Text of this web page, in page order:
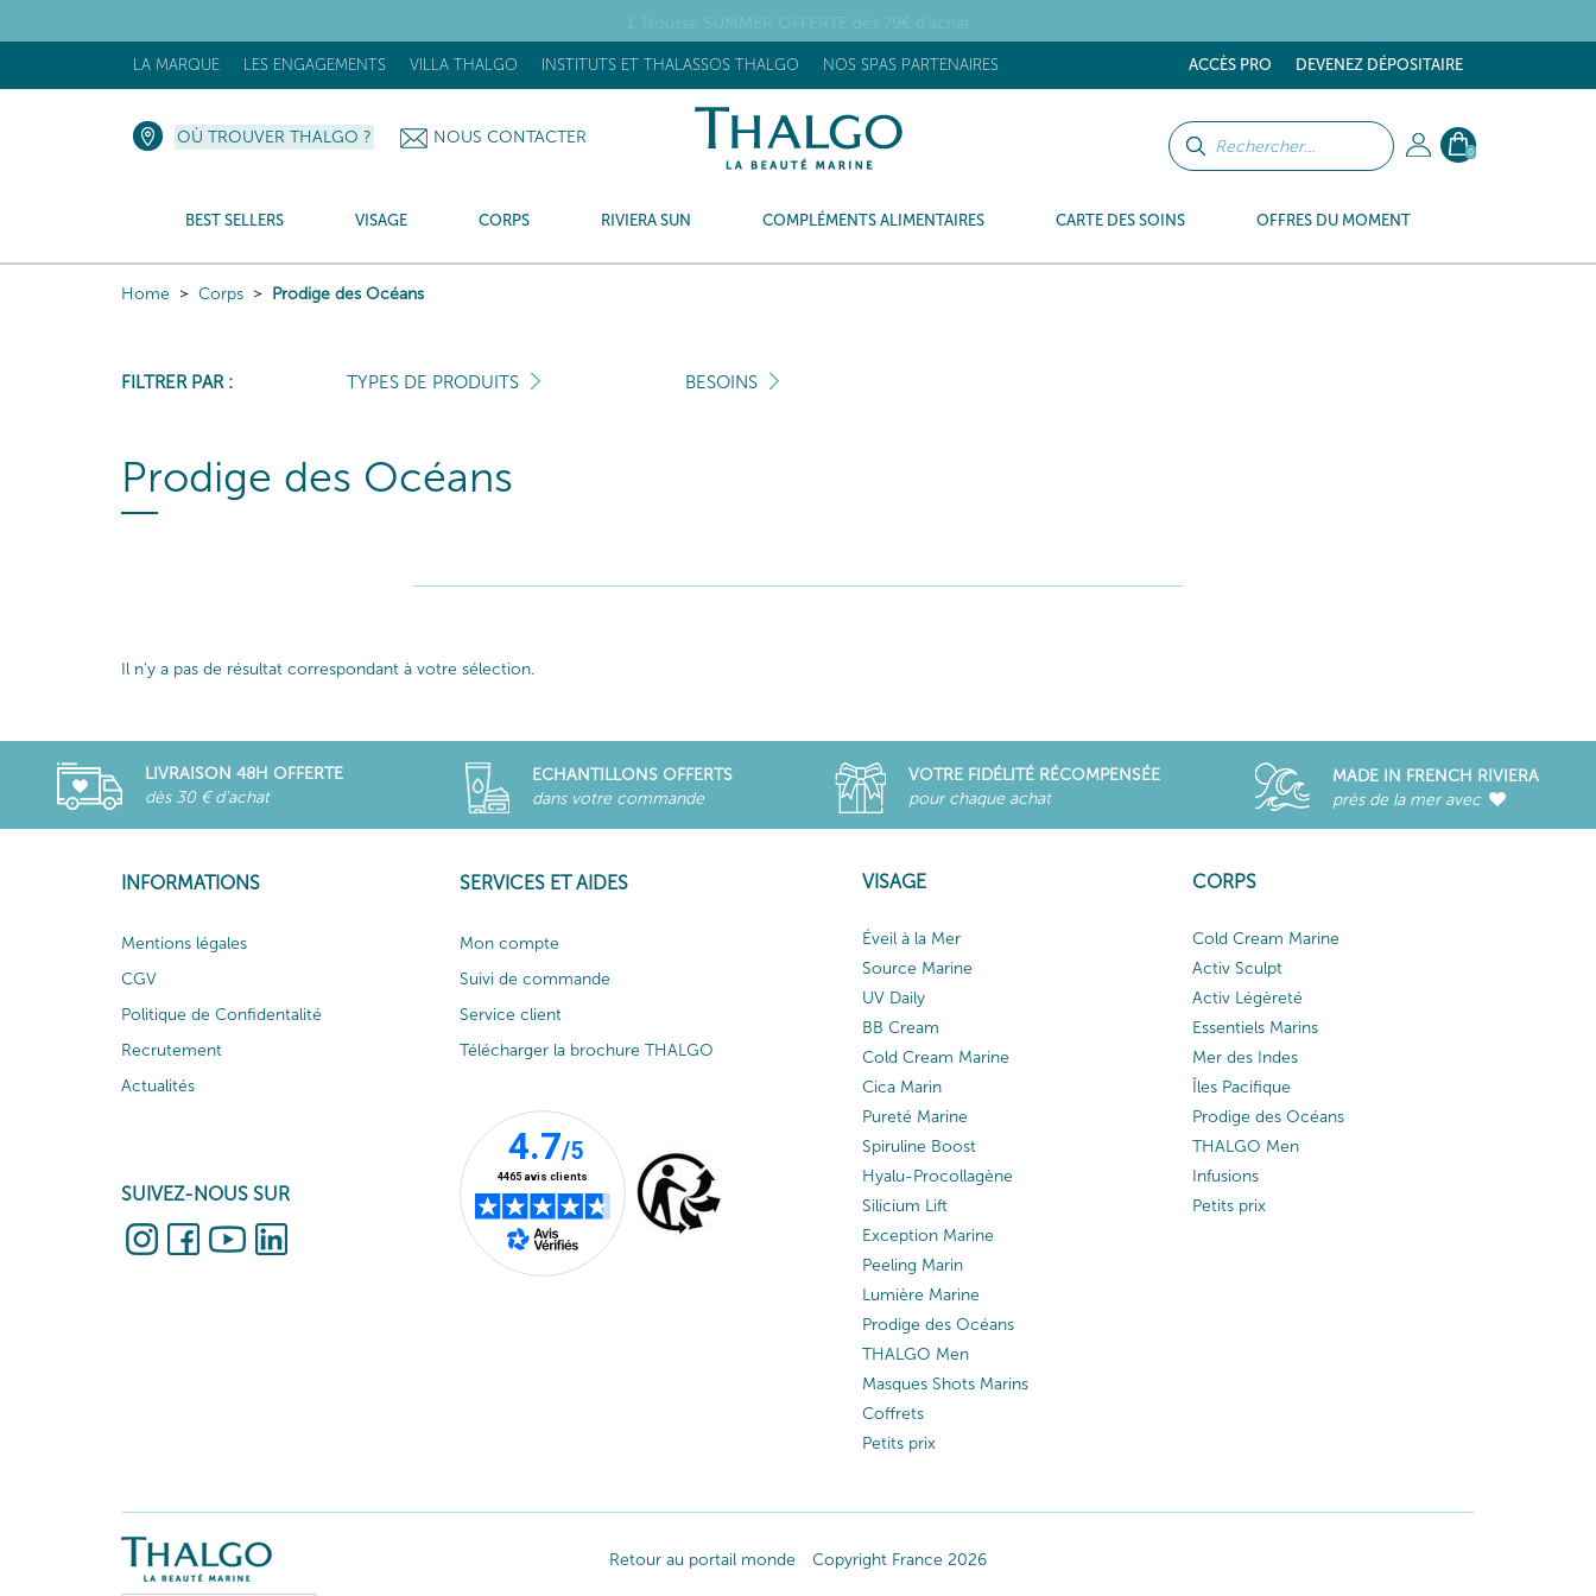
1 Trousse SUMMER OFFERTE dès 79€ d'achat
ACCÈS PRO DEVENEZ DÉPOSITAIRE
LA MARQUE LES ENGAGEMENTS VILLA THALGO INSTITUTS ET THALASSOS THALGO NOS SPAS PARTENAIRES
0
OÙ TROUVER THALGO ? NOUS CONTACTER
BEST SELLERS VISAGE CORPS RIVIERA SUN COMPLÉMENTS ALIMENTAIRES CARTE DES SOINS OFFRES DU MOMENT
Home Corps Prodige des Océans
FILTRER PAR : TYPES DE PRODUITS BESOINS
Prodige des Océans
Il n'y a pas de résultat correspondant à votre sélection.
LIVRAISON 48H OFFERTE
dès 30 € d'achat
ECHANTILLONS OFFERTS
dans votre commande
VOTRE FIDÉLITÉ RÉCOMPENSÉE
pour chaque achat
MADE IN FRENCH RIVIERA
près de la mer avec
INFORMATIONS
Mentions légales
CGV
Politique de Confidentalité
Recrutement
Actualités
SUIVEZ-NOUS SUR
SERVICES ET AIDES
Mon compte
Suivi de commande
Service client
Télécharger la brochure THALGO
VISAGE
Éveil à la Mer
Source Marine
UV Daily
BB Cream
Cold Cream Marine
Cica Marin
Pureté Marine
Spiruline Boost
Hyalu-Procollagène
Silicium Lift
Exception Marine
Peeling Marin
Lumière Marine
Prodige des Océans
THALGO Men
Masques Shots Marins
Coffrets
Petits prix
CORPS
Cold Cream Marine
Activ Sculpt
Activ Légèreté
Essentiels Marins
Mer des Indes
Îles Pacifique
Prodige des Océans
THALGO Men
Infusions
Petits prix
Retour au portail monde Copyright France 2026